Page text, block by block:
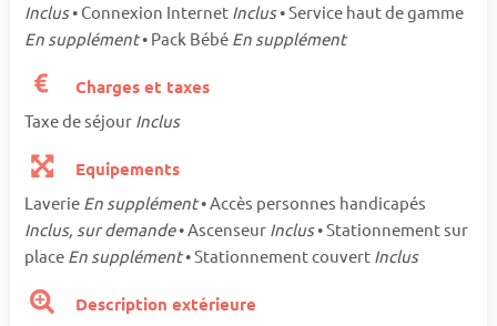
Inclus• Connexion Internet Inclus• Service haut de gamme
En supplément• Pack Bébé En supplément
Charges et taxes
Taxe de séjour Inclus
Equipements
Laverie En supplément• Accès personnes handicapés
Inclus, sur demande• Ascenseur Inclus• Stationnement sur
place En supplément• Stationnement couvert Inclus
Description extérieure